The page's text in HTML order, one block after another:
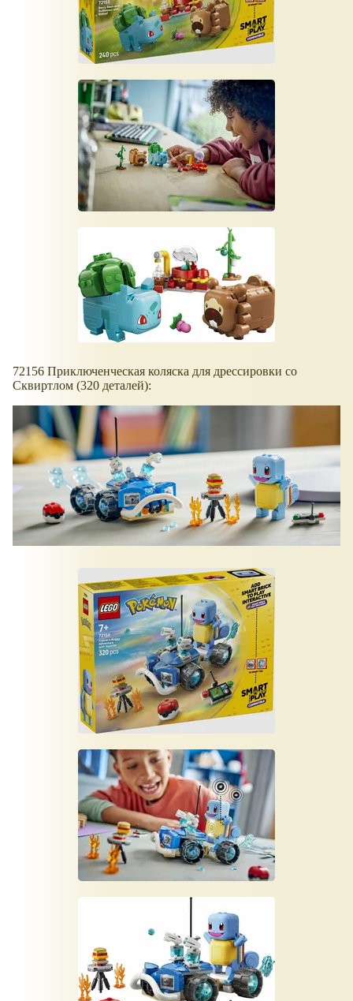
72156 Приключенческая коляска для дрессировки со
Сквиртлом (320 деталей):